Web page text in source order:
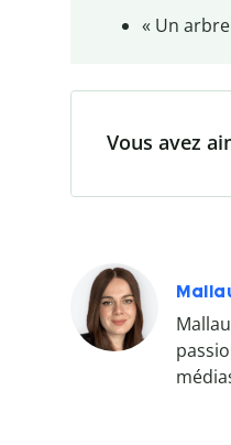
« Un
Vous avez